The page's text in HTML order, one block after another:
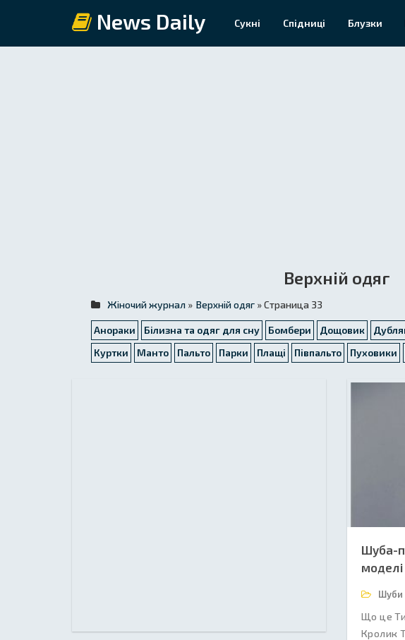
News Daily Сукні Спідниці Блузки
Верхній одяг
Жіночий журнал » Верхній одяг » Страница 33
Анораки Білизна та одяг для сну Бомбери Дощовик
Куртки
Манто Пальто Парки Плащі Півпальто Пуховики
Шуба-
моделі
Шуби
Що це
Кролик